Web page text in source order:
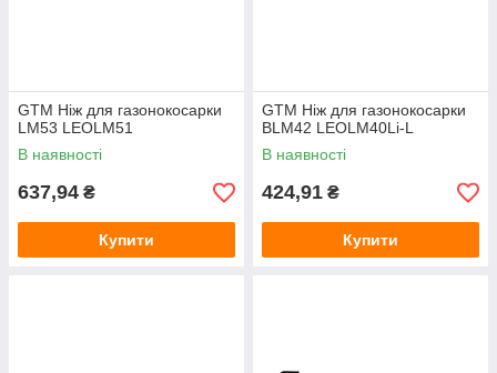
GTM Ніж для газонокосарки
LM53 LEOLM51
В наявності
637,94 ₴
Купити
GTM Ніж для газонокосарки
BLM42 LEOLM40Li-L
В наявності
424,91 ₴
Купити